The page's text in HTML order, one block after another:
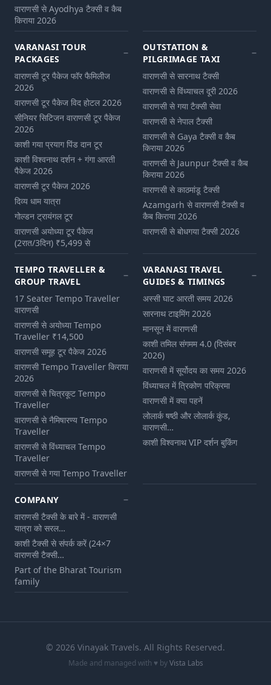
वाराणसी से Ayodhya टैक्सी व कैब
किराया 2026
VARANASI TOUR
PACKAGES
वाराणसी टूर पैकेज फॉर फैमिलीज
2026
वाराणसी टूर पैकेज विद होटल 2026
सीनियर सिटिजन वाराणसी टूर पैकेज
2026
काशी गया प्रयाग पिंड दान टूर
काशी विश्वनाथ दर्शन + गंगा आरती
पैकेज 2026
वाराणसी टूर पैकेज 2026
दिव्य धाम यात्रा
गोल्डन ट्रायंगल टूर
वाराणसी अयोध्या टूर पैकेज
(2रात/3दिन) ₹5,499 से
OUTSTATION &
PILGRIMAGE TAXI
वाराणसी से सारनाथ टैक्सी
वाराणसी से विंध्याचल दूरी 2026
वाराणसी से गया टैक्सी सेवा
वाराणसी से नेपाल टैक्सी
वाराणसी से Gaya टैक्सी व कैब
किराया 2026
वाराणसी से Jaunpur टैक्सी व कैब
किराया 2026
वाराणसी से काठमांडू टैक्सी
Azamgarh से वाराणसी टैक्सी व
कैब किराया 2026
वाराणसी से बोधगया टैक्सी 2026
TEMPO TRAVELLER &
GROUP TRAVEL
17 Seater Tempo Traveller
वाराणसी
वाराणसी से अयोध्या Tempo
Traveller ₹14,500
वाराणसी समूह टूर पैकेज 2026
वाराणसी Tempo Traveller किराया
2026
वाराणसी से चित्रकूट Tempo
Traveller
वाराणसी से नैमिषारण्य Tempo
Traveller
वाराणसी से विंध्याचल Tempo
Traveller
वाराणसी से गया Tempo Traveller
VARANASI TRAVEL
GUIDES & TIMINGS
अस्सी घाट आरती समय 2026
सारनाथ टाइमिंग 2026
मानसून में वाराणसी
काशी तमिल संगमम 4.0 (दिसंबर
2026)
वाराणसी में सूर्योदय का समय 2026
विंध्याचल में त्रिकोण परिक्रमा
वाराणसी में क्या पहनें
लोलार्क षष्ठी और लोलार्क कुंड,
वाराणसी…
काशी विश्वनाथ VIP दर्शन बुकिंग
COMPANY
वाराणसी टैक्सी के बारे में - वाराणसी
यात्रा को सरल…
काशी टैक्सी से संपर्क करें (24×7
वाराणसी टैक्सी…
Part of the Bharat Tourism
family
© 2026 Vinayak Travels. All Rights Reserved.
Made and managed with ♥ by Vista Labs